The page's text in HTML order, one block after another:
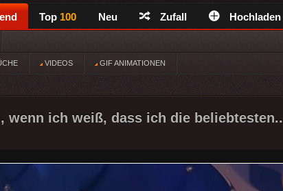
Top 100 Neu Zufall Hochladen
VIDEOS GIF ANIMATIONEN
wenn ich weiß, dass ich die beliebtesten..